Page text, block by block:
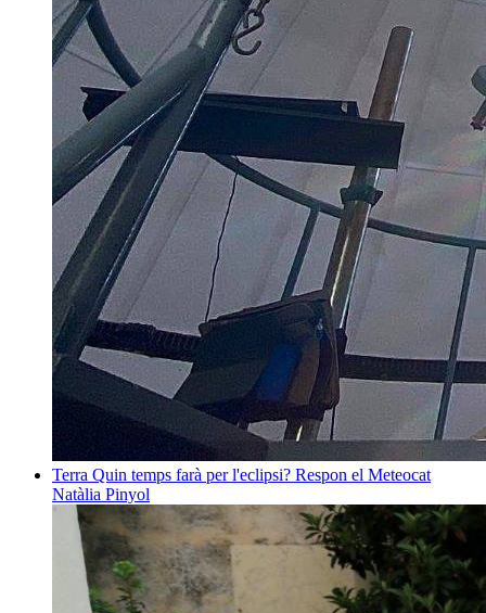
Terra Quin temps farà per l'eclipsi? Respon el Meteocat
Natàlia Pinyol